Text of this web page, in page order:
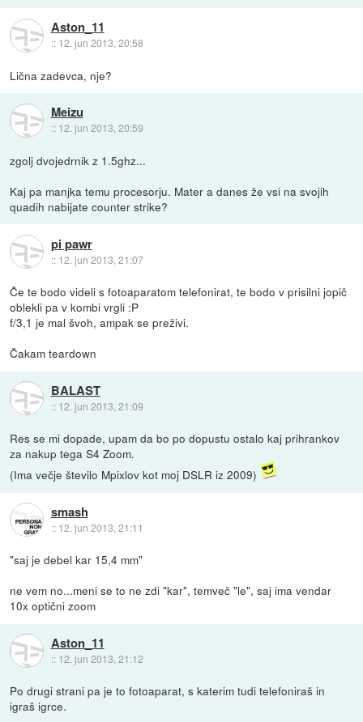
Aston_11
:: 12. jun 2013, 20:58
Lična zadevca, nje?
Meizu
:: 12. jun 2013, 20:59
zgolj dvojedrnik z 1.5ghz...
Kaj pa manjka temu procesorju. Mater a danes že vsi na svojih
quadih nabijate counter strike?
pi pawr
:: 12. jun 2013, 21:07
Če te bodo videli s fotoaparatom telefonirat, te bodo v prisilni jopič
oblekli pa v kombi vrgli :P
f/3,1 je mal švoh, ampak se preživi.
Čakam teardown
BALAST
:: 12. jun 2013, 21:09
Res se mi dopade, upam da bo po dopustu ostalo kaj prihrankov
za nakup tega S4 Zoom.
(Ima večje število Mpixlov kot moj DSLR iz 2009)
smash
:: 12. jun 2013, 21:11
"saj je debel kar 15,4 mm"
ne vem no...meni se to ne zdi "kar", temveč "le", saj ima vendar
10x optični zoom
Aston_11
:: 12. jun 2013, 21:12
Po drugi strani pa je to fotoaparat, s katerim tudi telefoniraš in
igraš igrce.